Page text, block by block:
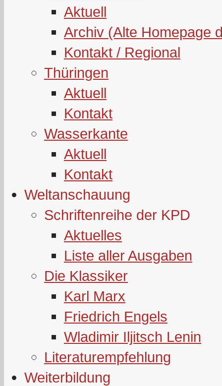
Aktuell
Archiv (Alte Homepage
Kontakt / Regional
Thüringen
Aktuell
Kontakt
Wasserkante
Aktuell
Kontakt
Weltanschauung
Schriftenreihe der KPD
Aktuelles
Liste aller Ausgaben
Die Klassiker
Karl Marx
Friedrich Engels
Wladimir Iljitsch Lenin
Literaturempfehlung
Weiterbildung